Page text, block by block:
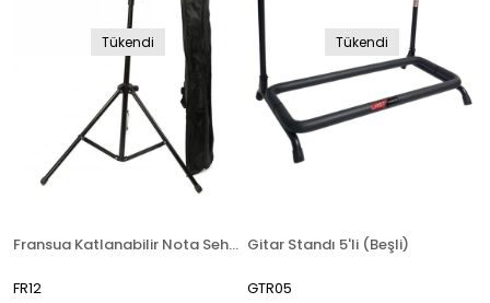
Tükendi
Fransua Katlanabilir Nota Sehpası
FR12
Tükendi
Gitar Standı 5'li (Beşli)
GTR05